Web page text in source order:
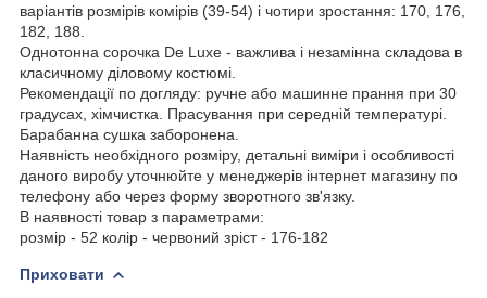
варіантів розмірів комірів (39-54) і чотири зростання: 170, 176,
182, 188.
Однотонна сорочка De Luxe - важлива і незамінна складова в
класичному діловому костюмі.
Рекомендації по догляду: ручне або машинне прання при 30
градусах, хімчистка. Прасування при середній температурі.
Барабанна сушка заборонена.
Наявність необхідного розміру, детальні виміри і особливості
даного виробу уточнюйте у менеджерів інтернет магазину по
телефону або через форму зворотного зв'язку.
В наявності товар з параметрами:
розмір - 52 колір - червоний зріст - 176-182
Приховати